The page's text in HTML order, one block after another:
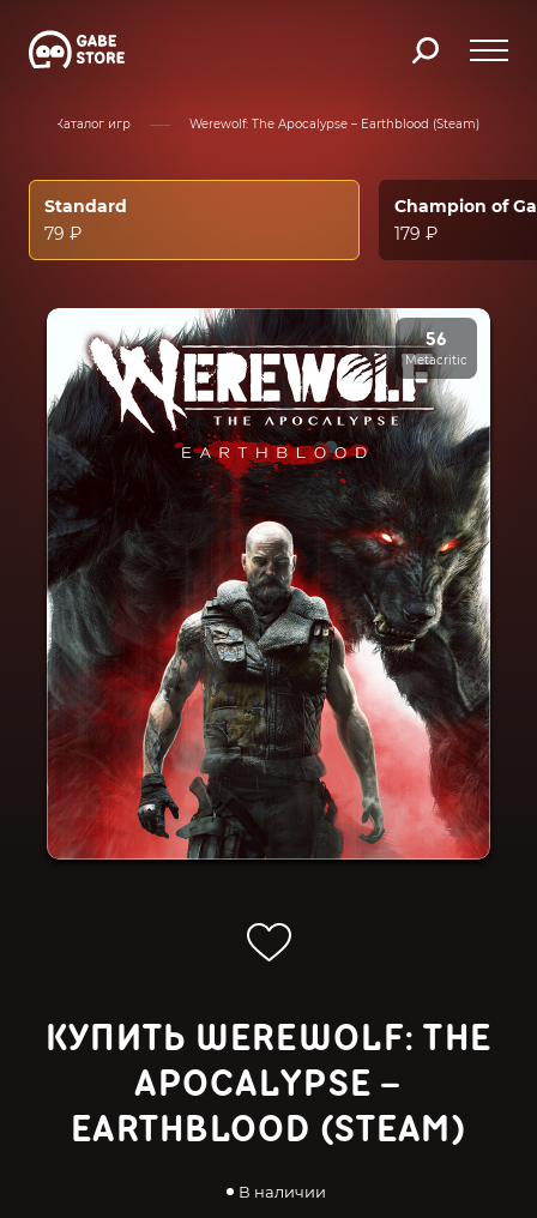
Каталог игр Werewolf: The Apocalypse – Earthblood (Steam)
Standard
79 ₽
Champion of
179 ₽
56
Metacritic
КУПИТЬ WEREWOLF: THE
APOCALYPSE –
EARTHBLOOD (STEAM)
В наличии